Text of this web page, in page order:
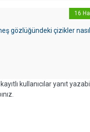
16
gözlüğündeki çizikler
kullanıcılar yanıt